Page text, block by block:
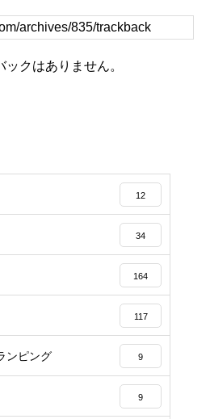
クはありません。
12
34
164
117
ンピング 9
9